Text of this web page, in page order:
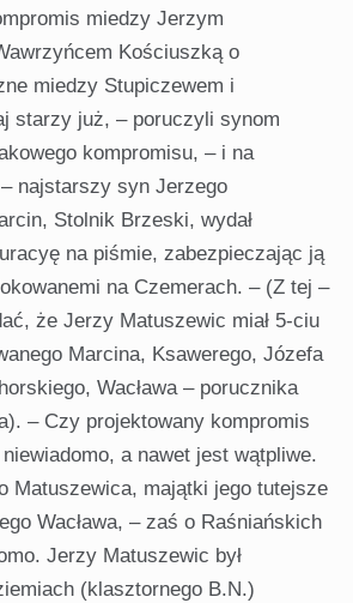
miedzy Jerzym
Kościuszką o
miedzy Stupiczewem i
starzy już, – poruczyli synom
kompromisu, – i na
najstarszy syn Jerzego
Stolnik Brzeski, wydał
na piśmie, zabezpieczając ją
na Czemerach. – (Z tej –
że Jerzy Matuszewic miał 5-ciu
Marcina, Ksawerego, Józefa
Wacława – porucznika
– Czy projektowany kompromis
a nawet jest wątpliwe.
Matuszewica, majątki jego tutejsze
Wacława, – zaś o Raśniańskich
Jerzy Matuszewic był
(klasztornego B.N.)